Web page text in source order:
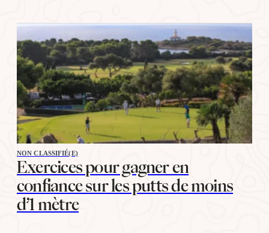
NON CLASSIFIÉ(E)
Exercices pour gagner en
confiance sur les putts de moins
d’1 mètre